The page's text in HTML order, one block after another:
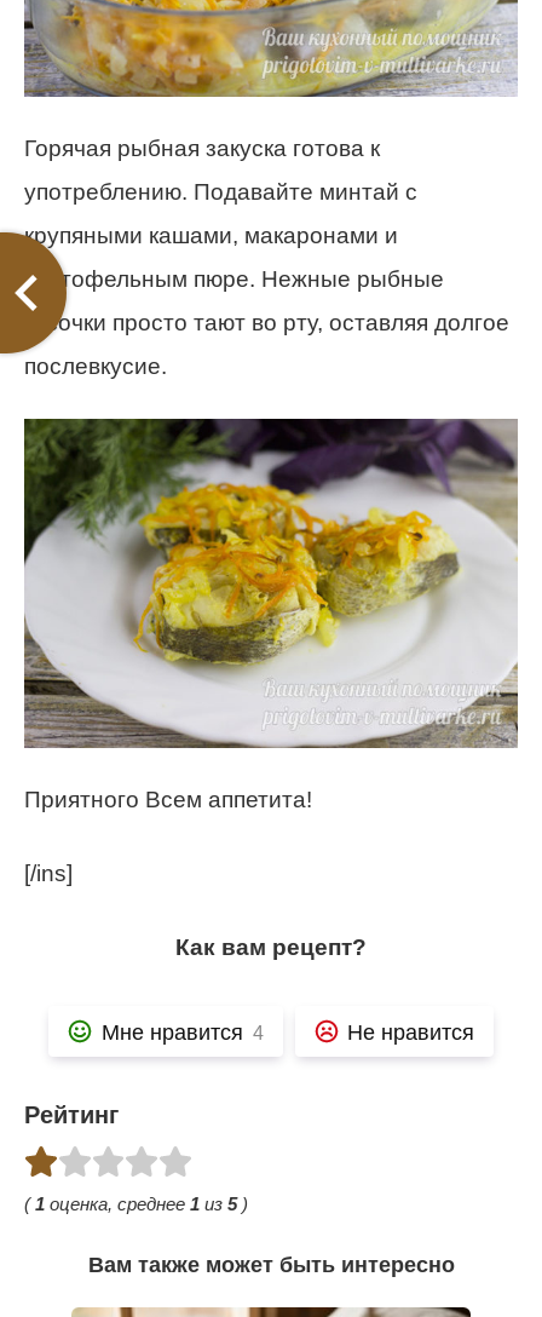
Горячая рыбная закуска готова к
употреблению. Подавайте минтай с
крупяными кашами, макаронами и
картофельным пюре. Нежные рыбные
кусочки просто тают во рту, оставляя долгое
послевкусие.
Приятного Всем аппетита!
[/ins]
Как вам рецепт?
Мне нравится 4 Не нравится
Рейтинг
(1 оценка, среднее 1 из 5)
Вам также может быть интересно